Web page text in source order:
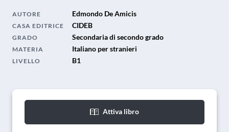
AUTORE Edmondo De Amicis
CASA EDITRICE CIDEB
GRADO Secondaria di secondo grado
MATERIA Italiano per stranieri
LIVELLO B1
Attiva libro